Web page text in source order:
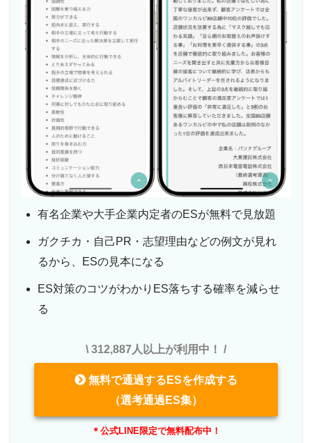
有名企業や大手企業内定者のESが無料で見放題
ガクチカ・自己PR・志望理由などの例文が見れ
るから、ESの見本になる
ES対策のコツがわかりES落ちする確率を減らせ
る
\ 312,887人以上が利用中！ /
無料で通過するESを作成する
（選考通過ES集）
＊公式LINE限定で無料配布中！